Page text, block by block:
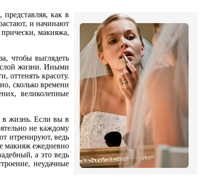
как в
и начинают
прически, макияжа,
чтобы выглядеть
жизни. Иными
оттенять красоту.
сколько времени
великолепные
в жизнь. Если вы в
не каждому
итренируют, ведь
макияж ежедневно
а это ведь
неудачные